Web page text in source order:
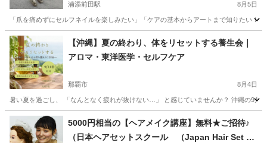
浦添前田駅 8月5日
「爪を痛めずにセルフネイルを楽しみたい」「ケアの基本からアートまで知りたい
沖縄 浦添前田駅 ネイル 講座
【沖縄】夏の終わり、体をリセットする養生会｜
アロマ・東洋医学・セルフケア
那覇市 8月4日
暑い夏を過ごし、 「なんとなく疲れが抜けない…」 と感じていませんか？ 沖縄の9月
沖縄 那覇市 美容健康 東洋医学
5000円相当の【ヘアメイク講座】無料★ご招待♪
（日本ヘアセットスクール （Japan Hair Set Sc